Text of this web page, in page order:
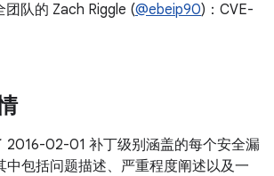
团队的 Zach Riggle (@ebeip90)：CVE-
2016-02-01 补丁级别涵盖的每个安全漏
中包括问题描述、严重程度阐述以及一